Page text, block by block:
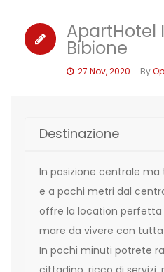
ApartHotel
Bibione
27 Nov, 2020 By
Destinazione
In posizione centrale
e a pochi metri dal
offre la location perfetta
mare da vivere con
In pochi minuti potrete